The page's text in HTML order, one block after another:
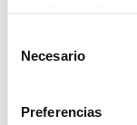
Necesario
Preferencias